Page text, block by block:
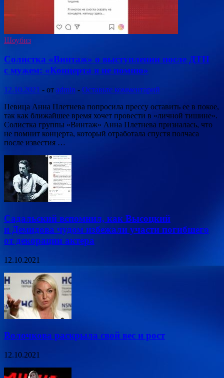
Шоубиз
Солистка «Винтаж» о выступлении после ДТП
с мужем: «Концерта я не помню»
12.10.2021 - от admin - Оставьте комментарий
Певица Анна Плетнева попросила прессу оставить ее в покое,
так как ближайшее время хочет провести в «личной тишине».
Солистка группы «Винтаж» Анна Плетнева призналась, что
не помнит концерта, который отработала спустя полчаса
после известия …
Садальский вспомнил, как Высоцкий
и Демидова чудом избежали участи погибшего
от декорации актера
12.10.2021
Волочкова раскрыла свой вес и рост
12.10.2021